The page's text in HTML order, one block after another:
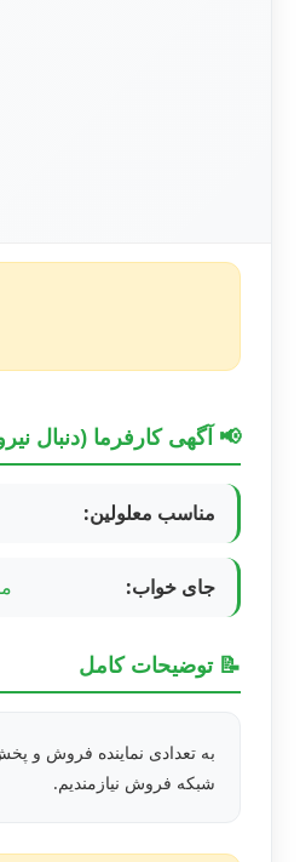
📢 آگهی کارفرما (دنبال
مناسب معلولین:
جای خواب:
📝 توضیحات کامل
به تعدادی نماینده فروش و
شبکه فروش نیازمندیم.